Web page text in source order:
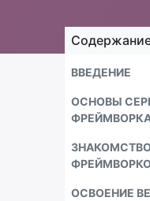
ВВЕДЕНИЕ
ОСНОВЫ
ФРЕЙМВОРКА
ОСВОЕНИЕ